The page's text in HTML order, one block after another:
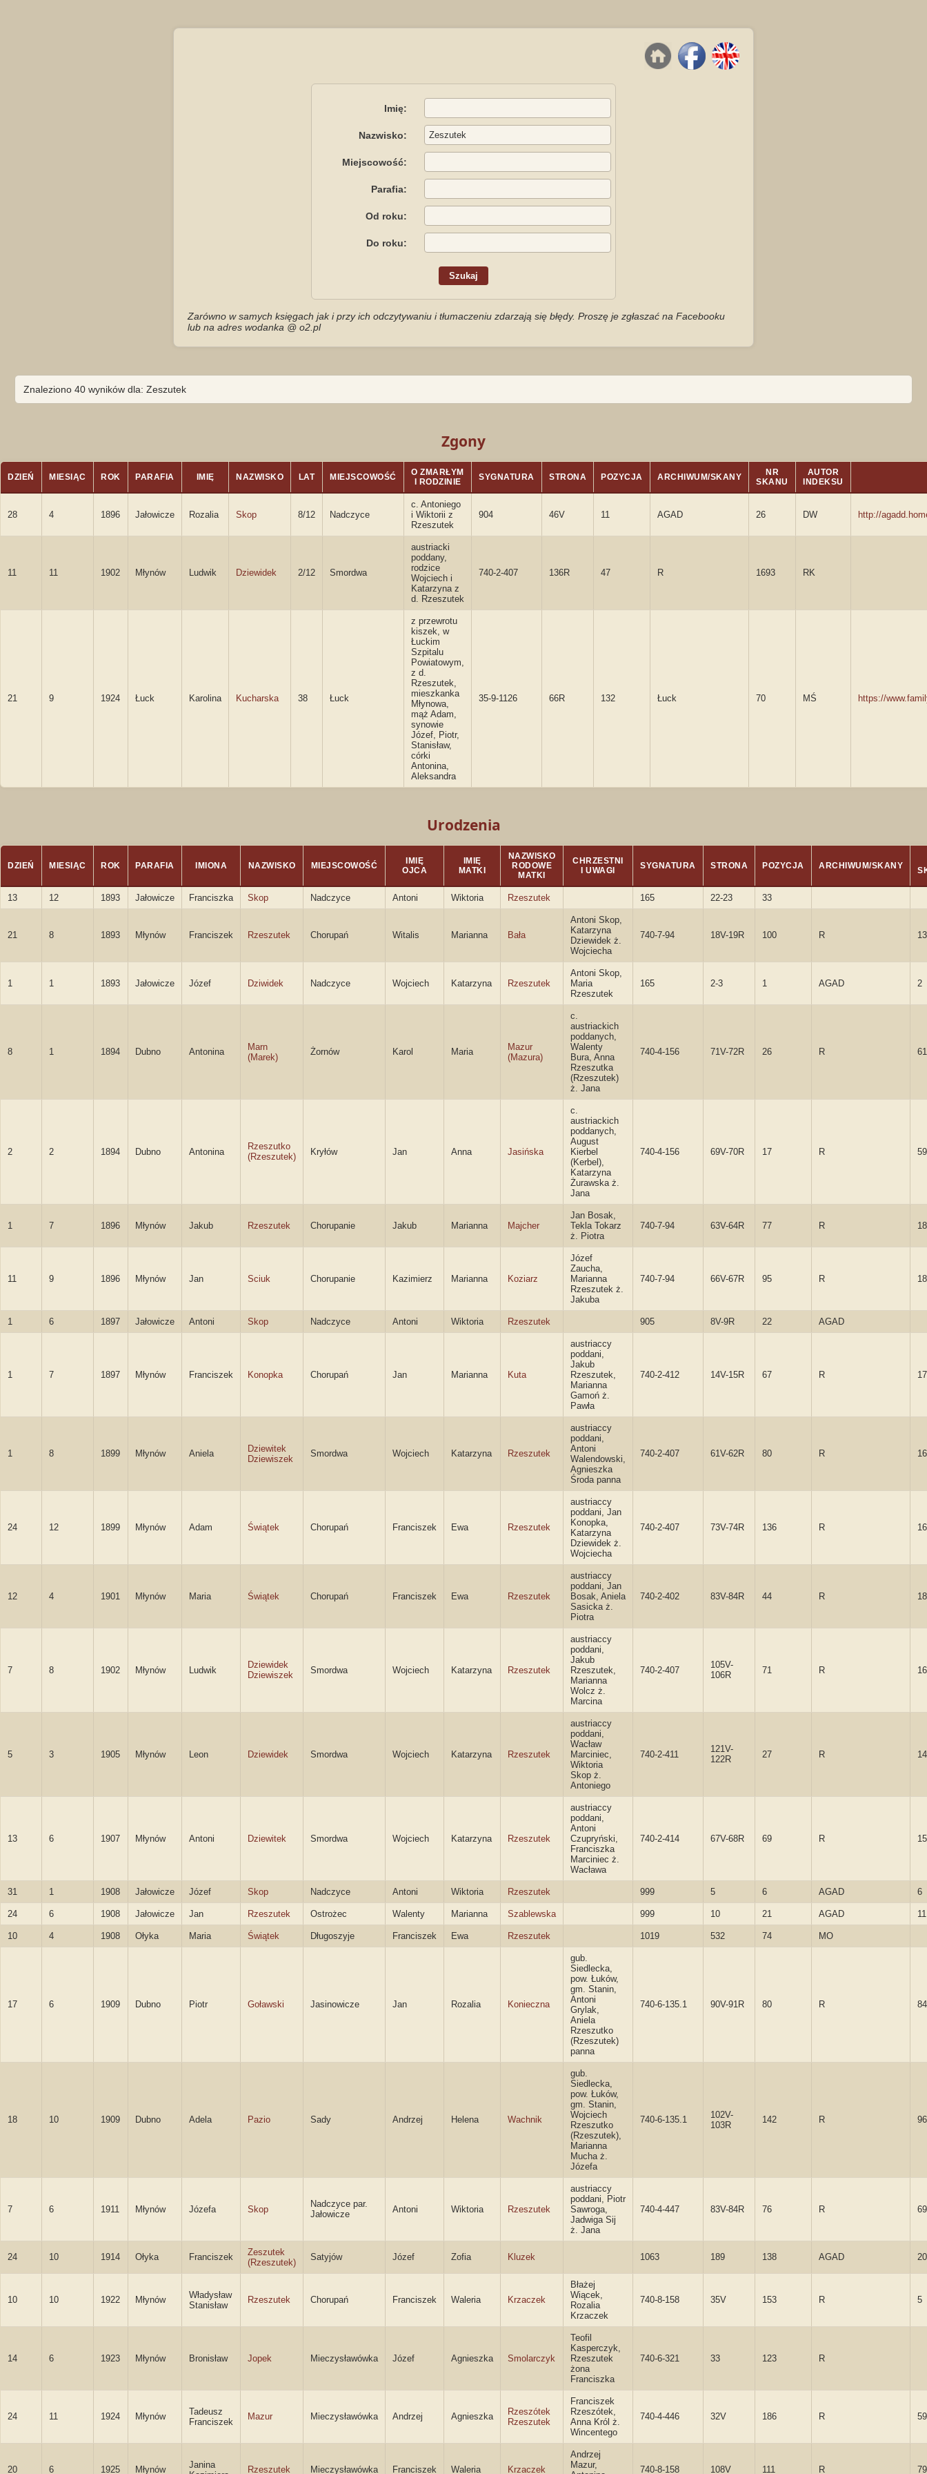
Imię:
Nazwisko:
Miejscowość:
Parafia:
Od roku:
Do roku:
Zarówno w samych księgach jak i przy ich odczytywaniu i tłumaczeniu zdarzają się błędy. Proszę je zgłaszać na Facebooku
lub na adres wodanka @ o2.pl
Znaleziono 40 wyników dla: Zeszutek
Zgony
DZIEŃ MIESIĄC ROK PARAFIA IMIĘ NAZWISKO LAT MIEJSCOWOŚĆ
O ZMARŁYM
I RODZINIE
SYGNATURA STRONA POZYCJA ARCHIWUM/SKANY
NR
SKANU
AUTOR
INDEKSU
28 4 1896 Jałowicze Rozalia Skop 8/12 Nadczyce
c. Antoniego
i Wiktorii z
Rzeszutek
904 46V 11 AGAD 26 DW http://
11 11 1902 Młynów Ludwik Dziewidek 2/12 Smordwa
austriacki
poddany,
rodzice
Wojciech i
Katarzyna z
d. Rzeszutek
740-2-407 136R 47 R 1693 RK
21 9 1924 Łuck Karolina Kucharska 38 Łuck
z przewrotu
kiszek, w
Łuckim
Szpitalu
Powiatowym,
z d.
Rzeszutek,
mieszkanka
Młynowa,
mąż Adam,
synowie
Józef, Piotr,
Stanisław,
córki
Antonina,
Aleksandra
35-9-1126 66R 132 Łuck 70 MŚ https://
Urodzenia
DZIEŃ MIESIĄC ROK PARAFIA IMIONA NAZWISKO MIEJSCOWOŚĆ
IMIĘ
OJCA
IMIĘ
MATKI
NAZWISKO
RODOWE
MATKI
CHRZESTNI
I UWAGI
SYGNATURA STRONA POZYCJA ARCHIWUM/SKANY
13 12 1893 Jałowicze Franciszka Skop Nadczyce Antoni Wiktoria Rzeszutek 165 22-23 33
21 8 1893 Młynów Franciszek Rzeszutek Chorupań Witalis Marianna Bała
Antoni Skop,
Katarzyna
Dziewidek ż.
Wojciecha
740-7-94 18V-19R 100 R
1 1 1893 Jałowicze Józef Dziwidek Nadczyce Wojciech Katarzyna Rzeszutek
Antoni Skop,
Maria
Rzeszutek
165 2-3 1 AGAD 2
8 1 1894 Dubno Antonina
Marn
(Marek)
Żornów Karol Maria
Mazur
(Mazura)
c.
austriackich
poddanych,
Walenty
Bura, Anna
Rzeszutka
(Rzeszutek)
ż. Jana
740-4-156 71V-72R 26 R 61
2 2 1894 Dubno Antonina
Rzeszutko
(Rzeszutek)
Kryłów Jan Anna Jasińska
c.
austriackich
poddanych,
August
Kierbel
(Kerbel),
Katarzyna
Żurawska ż.
Jana
740-4-156 69V-70R 17 R 59
1 7 1896 Młynów Jakub Rzeszutek Chorupanie Jakub Marianna Majcher
Jan Bosak,
Tekla Tokarz
ż. Piotra
740-7-94 63V-64R 77 R
11 9 1896 Młynów Jan Sciuk Chorupanie Kazimierz Marianna Koziarz
Józef
Zaucha,
Marianna
Rzeszutek ż.
Jakuba
740-7-94 66V-67R 95 R
1 6 1897 Jałowicze Antoni Skop Nadczyce Antoni Wiktoria Rzeszutek 905 8V-9R 22 AGAD
1 7 1897 Młynów Franciszek Konopka Chorupań Jan Marianna Kuta
austriaccy
poddani,
Jakub
Rzeszutek,
Marianna
Gamoń ż.
Pawła
740-2-412 14V-15R 67 R
1 8 1899 Młynów Aniela
Dziewitek
Dziewiszek
Smordwa Wojciech Katarzyna Rzeszutek
austriaccy
poddani,
Antoni
Walendowski,
Agnieszka
Środa panna
740-2-407 61V-62R 80 R
24 12 1899 Młynów Adam Świątek Chorupań Franciszek Ewa Rzeszutek
austriaccy
poddani, Jan
Konopka,
Katarzyna
Dziewidek ż.
Wojciecha
740-2-407 73V-74R 136 R
12 4 1901 Młynów Maria Świątek Chorupań Franciszek Ewa Rzeszutek
austriaccy
poddani, Jan
Bosak, Aniela
Sasicka ż.
Piotra
740-2-402 83V-84R 44 R
7 8 1902 Młynów Ludwik
Dziewidek
Dziewiszek
Smordwa Wojciech Katarzyna Rzeszutek
austriaccy
poddani,
Jakub
Rzeszutek,
Marianna
Wolcz ż.
Marcina
740-2-407
105V-
106R
71 R
5 3 1905 Młynów Leon Dziewidek Smordwa Wojciech Katarzyna Rzeszutek
austriaccy
poddani,
Wacław
Marciniec,
Wiktoria
Skop ż.
Antoniego
740-2-411
121V-
122R
27 R
13 6 1907 Młynów Antoni Dziewitek Smordwa Wojciech Katarzyna Rzeszutek
austriaccy
poddani,
Antoni
Czupryński,
Franciszka
Marciniec ż.
Wacława
740-2-414 67V-68R 69 R
31 1 1908 Jałowicze Józef Skop Nadczyce Antoni Wiktoria Rzeszutek 999 5 6 AGAD 6
24 6 1908 Jałowicze Jan Rzeszutek Ostrożec Walenty Marianna Szablewska 999 10 21 AGAD 11
10 4 1908 Ołyka Maria Świątek Długoszyje Franciszek Ewa Rzeszutek 1019 532 74 MO
17 6 1909 Dubno Piotr Goławski Jasinowicze Jan Rozalia Konieczna
gub.
Siedlecka,
pow. Łuków,
gm. Stanin,
Antoni
Grylak,
Aniela
Rzeszutko
(Rzeszutek)
panna
740-6-135.1 90V-91R 80 R 84
18 10 1909 Dubno Adela Pazio Sady Andrzej Helena Wachnik
gub.
Siedlecka,
pow. Łuków,
gm. Stanin,
Wojciech
Rzeszutko
(Rzeszutek),
Marianna
Mucha ż.
Józefa
740-6-135.1
102V-
103R
142 R 96
7 6 1911 Młynów Józefa Skop
Nadczyce par.
Jałowicze
Antoni Wiktoria Rzeszutek
austriaccy
poddani, Piotr
Sawroga,
Jadwiga Sij
ż. Jana
740-4-447 83V-84R 76 R
24 10 1914 Ołyka Franciszek
Zeszutek
(Rzeszutek)
Satyjów Józef Zofia Kluzek 1063 189 138 AGAD
10 10 1922 Młynów
Władysław
Stanisław
Rzeszutek Chorupań Franciszek Waleria Krzaczek
Błażej
Wiącek,
Rozalia
Krzaczek
740-8-158 35V 153 R 5
14 6 1923 Młynów Bronisław Jopek Mieczysławówka Józef Agnieszka Smolarczyk
Teofil
Kasperczyk,
Rzeszutek
żona
Franciszka
740-6-321 33 123 R
24 11 1924 Młynów
Tadeusz
Franciszek
Mazur Mieczysławówka Andrzej Agnieszka
Rzeszótek
Rzeszutek
Franciszek
Rzeszótek,
Anna Król ż.
Wincentego
740-4-446 32V 186 R
20 6 1925 Młynów
Janina
Rzeszutek Mieczysławówka Franciszek Waleria Krzaczek
Andrzej
Mazur,
740-8-158 108V 111 R 79